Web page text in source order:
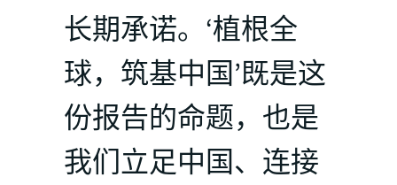
长期承诺。‘植根全
球，筑基中国’既是这
份报告的命题，也是
我们立足中国、连接